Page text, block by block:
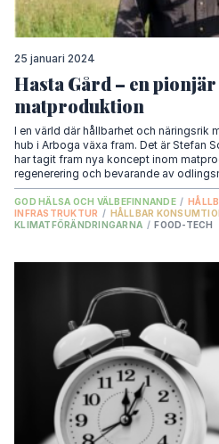
25 januari 2024
Hasta Gård – en
matproduktion
I en värld där hållbarhet och näringsrik
hub i Arboga växa fram. Det är Stefan
har tagit fram nya koncept inom
regenerering och bevarande av
GOD HÄLSA OCH VÄLBEFINNANDE /
INFRASTRUKTUR / HÅLLBAR
KLIMATFÖRÄNDRINGARNA / FOOD-TECH